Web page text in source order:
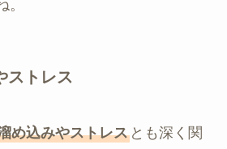
ストレス
め込みやストレスとも深く関